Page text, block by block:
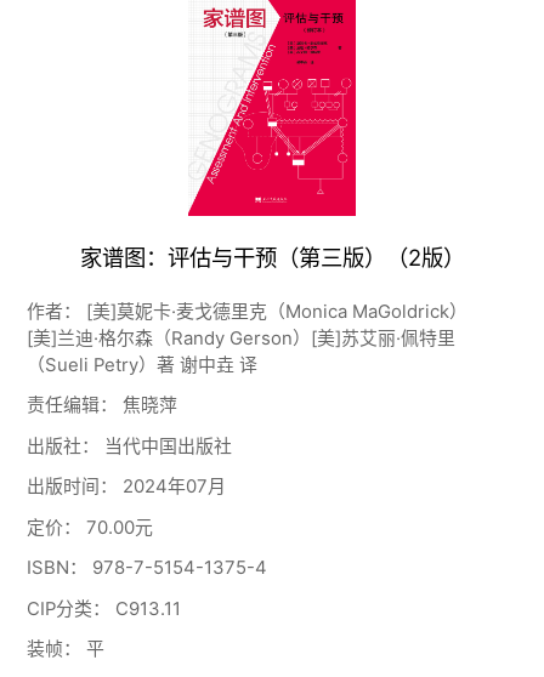
家谱图：评估与干预（第三版）（2版）
作者：
[美]莫妮卡·麦戈德里克（Monica MaGoldrick）
[美]兰迪·格尔森（Randy Gerson）[美]苏艾丽·佩特里
（Sueli Petry）著 谢中垚 译
责任编辑：
焦晓萍
出版社：
当代中国出版社
出版时间：
2024年07月
定价：
70.00元
ISBN：
978-7-5154-1375-4
CIP分类：
C913.11
装帧：
平